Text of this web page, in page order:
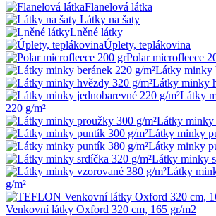
Flanelová látka
Látky na šaty
Lněné látky
Úplety, teplákovina
Polar microfleece
Látky minky
Látky minky
Látky
220 g/m²
Látky minky
Látky minky
Látky minky
Látky minky
Látky
g/m²
Venkovní látky Oxford 320 cm, 165 gr/m2